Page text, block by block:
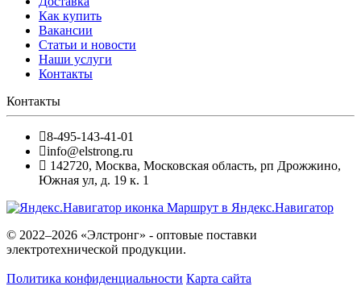
Как купить
Вакансии
Статьи и новости
Наши услуги
Контакты
Контакты
8-495-143-41-01
info@elstrong.ru
142720, Москва, Московская область, рп Дрожжино,
Южная ул, д. 19 к. 1
Маршрут в Яндекс.Навигатор
© 2022–2026 «Элстронг» - оптовые поставки
электротехнической продукции.
Политика конфиденциальности Карта сайта